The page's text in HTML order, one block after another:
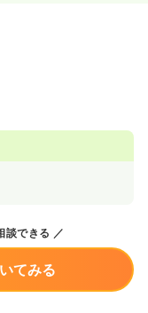
談できる
てみる